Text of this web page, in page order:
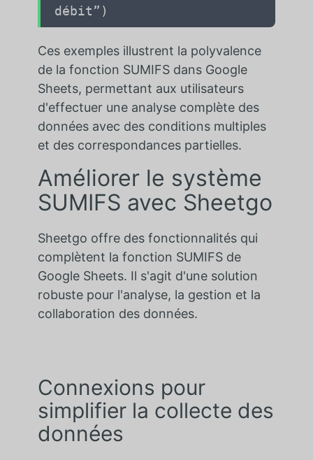
débit” )
Ces exemples illustrent la polyvalence
de la fonction SUMIFS dans Google
Sheets, permettant aux utilisateurs
d'effectuer une analyse complète des
données avec des conditions multiples
et des correspondances partielles.
Améliorer le système
SUMIFS avec Sheetgo
Sheetgo offre des fonctionnalités qui
complètent la fonction SUMIFS de
Google Sheets. Il s'agit d'une solution
robuste pour l'analyse, la gestion et la
collaboration des données.
Connexions pour
simplifier la collecte des
données